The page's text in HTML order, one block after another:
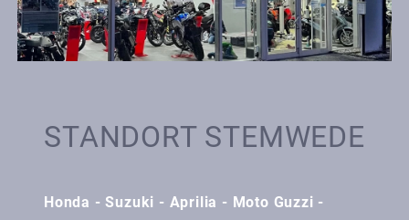
STANDORT STEMWEDE
Honda - Suzuki - Aprilia - Moto Guzzi -